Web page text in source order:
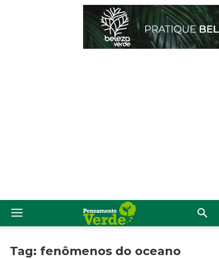
Tag: fenômenos do oceano